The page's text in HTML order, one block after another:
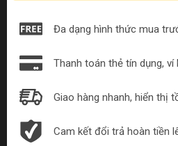
Đa dạng hình thức mua
Thanh toán thẻ tín dụng,
Giao hàng nhanh, hiển thị
Cam kết đổi trả hoàn tiền